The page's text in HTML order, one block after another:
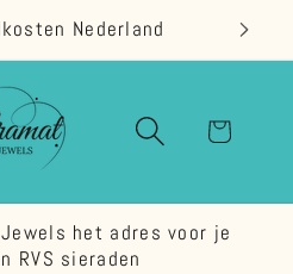
Nederland
het adres voor je
RVS sieraden